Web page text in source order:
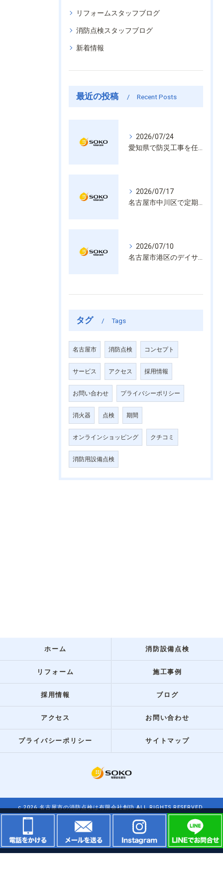
リフォームスタッフブログ
消防点検スタッフブログ
新着情報
最近の投稿 Recent Posts
2026/07/24
2026/07/17
2026/07/10
タグ Tags
名古屋市 消防点検 コンセプト
サービス アクセス 採用情報
お問い合わせ プライバシーポリシー
消火器 点検 期間
オンラインショッピング クチコミ
消防用設備点検
ホーム 消防設備点検
リフォーム 施工事例
採用情報 ブログ
アクセス お問い合わせ
プライバシーポリシー サイトマップ
c 2026 名古屋市の消防点検は有限会社創功 ALL RIGHTS RESERVED.